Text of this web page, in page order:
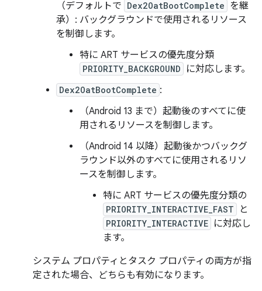
（デフォルトで Dex2OatBootComplete を継
承）: バックグラウンドで使用されるリソース
を制御します。
特に ART サービスの優先度分類
PRIORITY_BACKGROUND に対応します。
Dex2OatBootComplete :
（Android 13 まで）起動後のすべてに使
用されるリソースを制御します。
（Android 14 以降）起動後かつバックグ
ラウンド以外のすべてに使用されるリソ
ースを制御します。
特に ART サービスの優先度分類の
PRIORITY_INTERACTIVE_FAST と
PRIORITY_INTERACTIVE に対応し
ます。
システム プロパティとタスク プロパティの両方が指
定された場合、どちらも有効になります。